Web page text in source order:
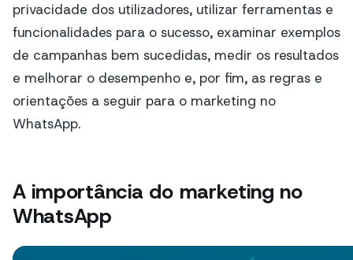
privacidade dos utilizadores, utilizar ferramentas e
funcionalidades para o sucesso, examinar exemplos
de campanhas bem sucedidas, medir os resultados
e melhorar o desempenho e, por fim, as regras e
orientações a seguir para o marketing no
WhatsApp.
A importância do marketing no
WhatsApp